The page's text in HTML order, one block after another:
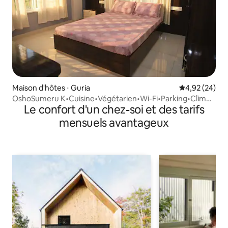
Maison d'hôtes ⋅ Guria Évaluation
4,92 (24)
OshoSumeru K•Cuisine•Végétarien•Wi-Fi•Parking•Clim
dans les deux chambres
Le confort d'un chez-soi et des tarifs
mensuels avantageux